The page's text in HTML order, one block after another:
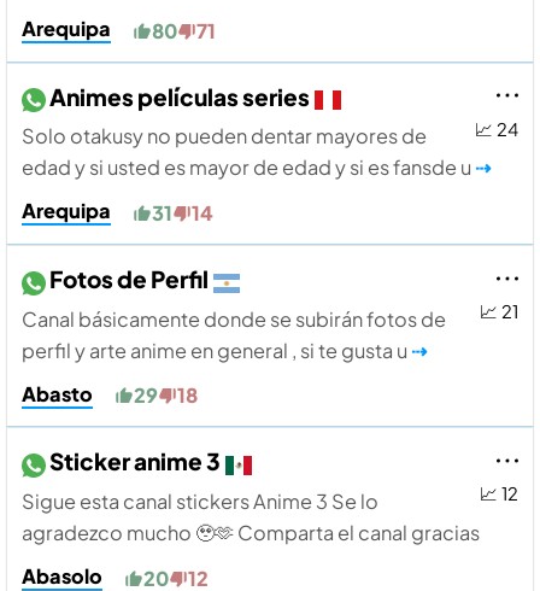
Arequipa
80 71
📈 24
Animes películas series
Solo otakusy no pueden dentar mayores de
edad y si usted es mayor de edad y si es fansde u ⇢
Arequipa
31 14
📈 21
Fotos de Perfil
Canal básicamente donde se subirán fotos de
perfil y arte anime en general , si te gusta u ⇢
Abasto
29 18
📈 12
Sticker anime 3
Sigue esta canal stickers Anime 3 Se lo
agradezco mucho 🥹🫶 Comparta el canal gracias
Abasolo
20 12